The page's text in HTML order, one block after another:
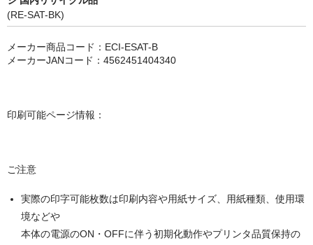
パナソニック
インクカートリッジ
輪転機用インク・マスター
(RE-SAT-BK)
メーカー商品コード：ECI-ESAT-B
メーカーJANコード：4562451404340
印刷可能ページ情報：
ご注意
実際の印字可能枚数は印刷内容や用紙サイズ、用紙種類、使用環
境などや
本体の電源のON・OFFに伴う初期化動作やプリンタ品質保持の